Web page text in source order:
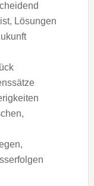
Lösungen